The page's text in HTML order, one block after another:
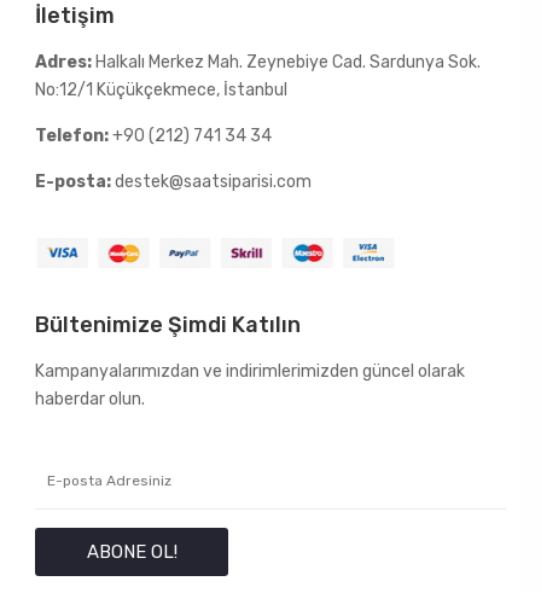
İletişim
Adres: Halkalı Merkez Mah. Zeynebiye Cad. Sardunya Sok.
No:12/1 Küçükçekmece, İstanbul
Telefon:+90 (212) 741 34 34
E-posta:destek@saatsiparisi.com
Bültenimize Şimdi Katılın
Kampanyalarımızdan ve indirimlerimizden güncel olarak
haberdar olun.
ABONE OL!